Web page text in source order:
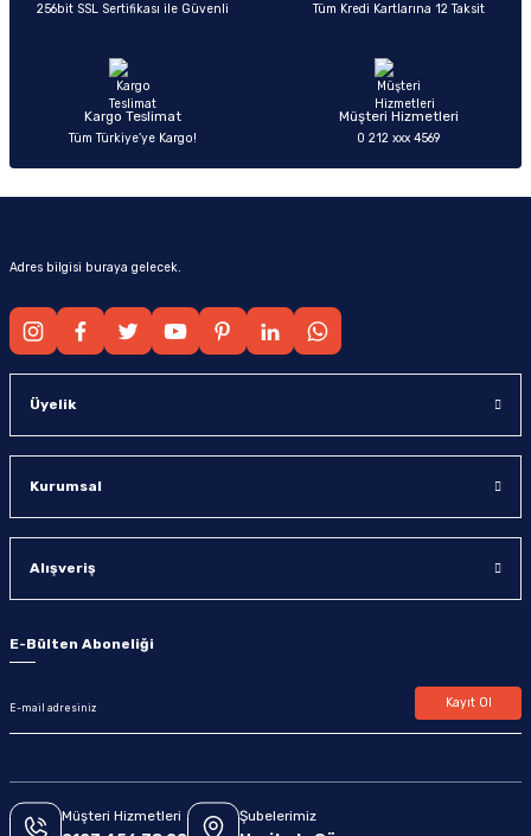
Ürün fiyatı diğer sitelerden daha pahalı.
256bit SSL Sertifikası ile Güvenli Tüm Kredi Kartlarına 12 Taksit
Kargo Teslimat
Tüm Türkiye’ye Kargo!
Müşteri Hizmetleri
0 212 xxx 4569
Adres bilgisi buraya gelecek.
Üyelik
Kurumsal
Alışveriş
E-Bülten Aboneliği
Kayıt Ol
Müşteri Hizmetleri Şubelerimiz